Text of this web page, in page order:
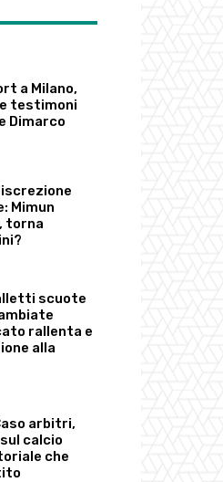
a Milano,
testimoni
Dimarco
Mimun
torna
scuote
rallenta e
alla
arbitri,
calcio
che